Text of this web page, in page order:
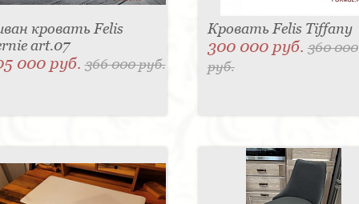
кровать Felis
art.07
000 руб.366 000 руб.
Кровать Felis Tiffany
300 000 руб. 360 000
руб.